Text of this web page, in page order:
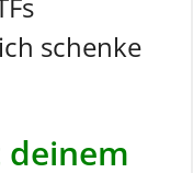
schenke